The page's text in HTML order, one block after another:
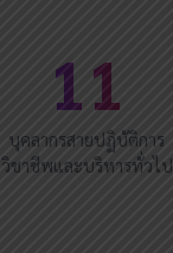
11
บุคลากรสายปฏิบัติการ
วิชาชีพและบริหารทั่วไป